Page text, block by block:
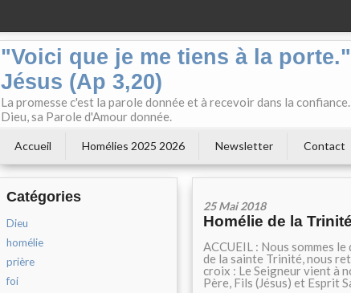
"Voici que je me tiens à la
Jésus (Ap 3,20)
La promesse c'est la parole donnée et à recevoir dans la
Dieu, sa Parole d'Amour donnée.
Accueil Homélies 2025 2026 Newsletter Contact
Catégories
Dieu
homélie
prière
foi
25 Mai 2018
Homélie de la Trinité
ACCUEIL : Nous sommes
de la sainte Trinité, nous
croix : Le Seigneur vient à
Père, Fils (Jésus) et Esprit